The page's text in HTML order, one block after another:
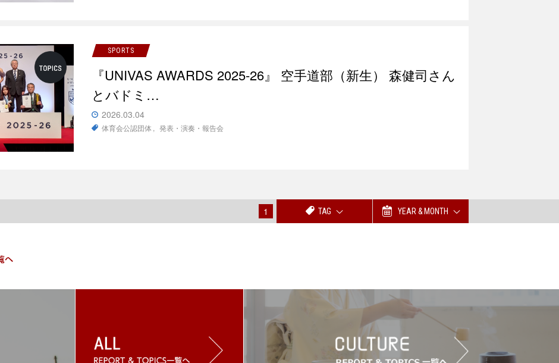
SPORTS
『UNIVAS AWARDS 2025-26』 空手道部（新生） 森健司さん
とバドミ…
2026.03.04
体育会公認団体 発表・演奏・報告会
1 TAG YEAR & MONTH